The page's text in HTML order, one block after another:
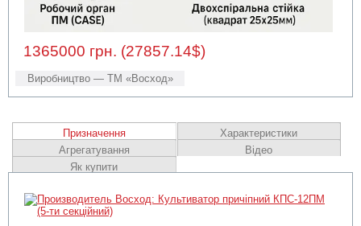
1365000 грн. (27857.14$)
Виробництво — ТМ «Восход»
Призначення
Характеристики
Агрегатування
Відео
Як купити